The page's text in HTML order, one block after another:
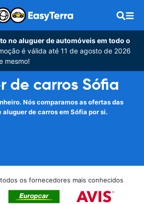
no aluguer de automóveis em todo o
é válida até 11 de agosto de 2026
mesmo!
de carros Sófia
Nós comparamos as ofertas das
aluguer de carros em Sófia por si.
os fornecedores mais conhecidos